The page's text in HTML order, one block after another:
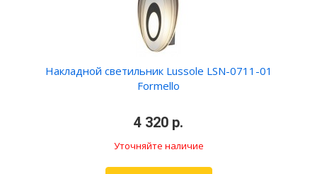
Накладной светильник Lussole LSN-0711-01
Formello
4 320 р.
Уточняйте наличие